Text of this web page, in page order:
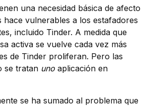
una necesidad básica de afecto
vulnerables a los estafadores
incluido Tinder. A medida que
activa se vuelve cada vez más
de Tinder proliferan. Pero las
se tratan uno aplicación en
se ha sumado al problema que